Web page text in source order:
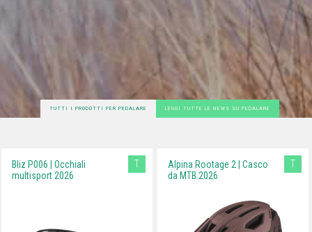
TUTTI I PRODOTTI PER PEDALARE LEGGI TUTTE LE NEWS SU PEDALARE
Bliz P006 | Occhiali
multisport 2026
T
Alpina Rootage 2 | Casco
da MTB 2026
T